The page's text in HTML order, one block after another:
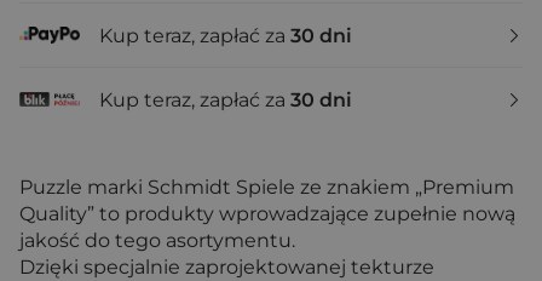
Kup teraz, zapłać za 30 dni
Kup teraz, zapłać za 30 dni
Puzzle marki Schmidt Spiele ze znakiem „Premium
Quality” to produkty wprowadzające zupełnie nową
jakość do tego asortymentu.
Dzięki specjalnie zaprojektowanej tekturze